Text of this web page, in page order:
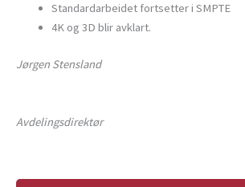
Standardarbeidet fortsetter i SMPTE
4K og 3D blir avklart.
Jørgen Stensland
Avdelingsdirektør